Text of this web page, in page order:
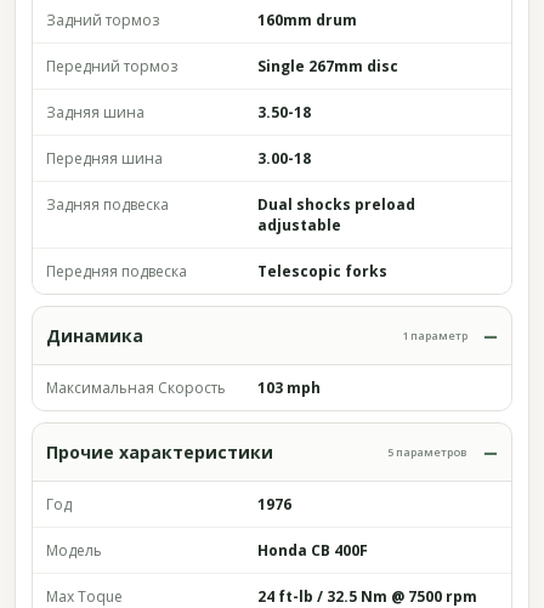
Задний тормоз 160mm drum
Передний тормоз Single 267mm disc
Задняя шина 3.50-18
Передняя шина 3.00-18
Задняя подвеска
Dual shocks preload
adjustable
Передняя подвеска Telescopic forks
Динамика 1 параметр
Максимальная Скорость 103 mph
Прочие характеристики 5 параметров
Год 1976
Модель Honda CB 400F
Max Toque 24 ft-lb / 32.5 Nm @ 7500 rpm